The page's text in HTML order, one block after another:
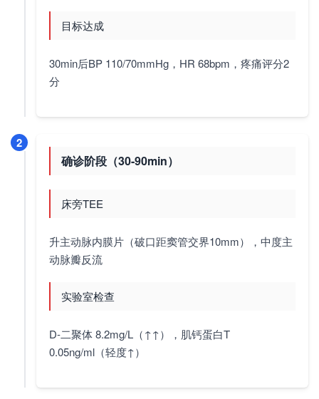
目标达成
30min后BP 110/70mmHg，HR 68bpm，疼痛评分2
分
2
确诊阶段（30-90min）
床旁TEE
升主动脉内膜片（破口距窦管交界10mm），中度主
动脉瓣反流
实验室检查
D-二聚体 8.2mg/L（↑↑），肌钙蛋白T
0.05ng/ml（轻度↑）